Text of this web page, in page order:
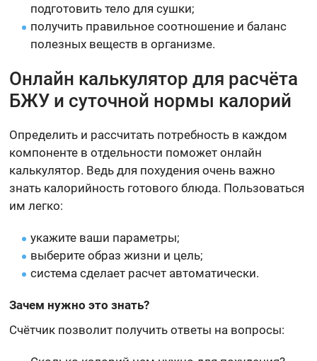
подготовить тело для сушки;
получить правильное соотношение и баланс
полезных веществ в организме.
Онлайн калькулятор для расчёта
БЖУ и суточной нормы калорий
Определить и рассчитать потребность в каждом
компоненте в отдельности поможет онлайн
калькулятор. Ведь для похудения очень важно
знать калорийность готового блюда. Пользоваться
им легко:
укажите ваши параметры;
выберите образ жизни и цель;
система сделает расчет автоматически.
Зачем нужно это знать?
Счётчик позволит получить ответы на вопросы: